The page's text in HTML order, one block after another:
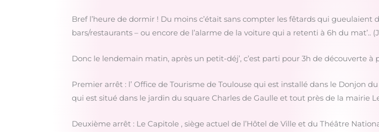
Bref l’heure de dormir ! Du moins c’était sans compter les fêtards qui gueulaient
bars/restaurants – ou encore de l’alarme de la voiture qui a retenti à 6h du mat’..
Donc le lendemain matin, après un petit-déj’, c’est parti pour 3h de découverte
Premier arrêt : l’ Office de Tourisme de Toulouse qui est installé dans le Donjon
qui est situé dans le jardin du square Charles de Gaulle et tout près de la mairie
Deuxième arrêt : Le Capitole , siège actuel de l’Hôtel de Ville et du Théâtre